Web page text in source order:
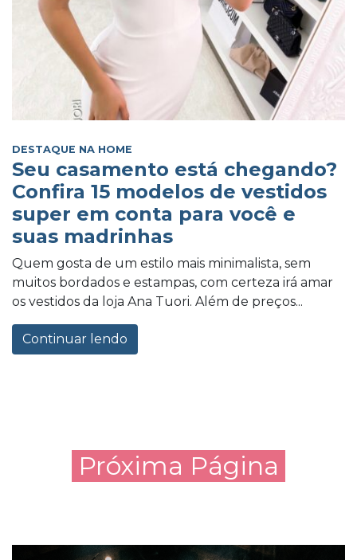
DESTAQUE NA HOME
Seu casamento está chegando?
Confira 15 modelos de vestidos
super em conta para você e
suas madrinhas
Quem gosta de um estilo mais minimalista, sem
muitos bordados e estampas, com certeza irá amar
os vestidos da loja Ana Tuori. Além de preços...
Continuar lendo
Próxima Página